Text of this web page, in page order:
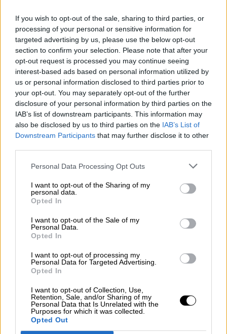
If you wish to opt-out of the sale, sharing to third parties, or
processing of your personal or sensitive information for
targeted advertising by us, please use the below opt-out
section to confirm your selection. Please note that after your
opt-out request is processed you may continue seeing
interest-based ads based on personal information utilized by
us or personal information disclosed to third parties prior to
your opt-out. You may separately opt-out of the further
disclosure of your personal information by third parties on the
IAB’s list of downstream participants. This information may
also be disclosed by us to third parties on the IAB’s List of
Downstream Participants that may further disclose it to other
Personal Data Processing Opt Outs
I want to opt-out of the Sharing of my
personal data.
Opted In
I want to opt-out of the Sale of my
Personal Data.
Opted In
I want to opt-out of processing my
Personal Data for Targeted Advertising.
Opted In
I want to opt-out of Collection, Use,
Retention, Sale, and/or Sharing of my
Personal Data that Is Unrelated with the
Purposes for which it was collected.
Opted Out
Por Álvaro Frutos Rosado y Gabinete
Geopolítica de Crisis
Suelta y confía
Por María Comesaña
Votantes y votados
Por Juan Manuel Beltrán
El Conflicto de Oriente Medio:
Un Nuevo Orden Autoritario
en Construcción
Álvaro Frutos Rosado y Gabinete
Geopolítica de Crisis
Por Carlos Miranda
Clara Campoamor: Mi sueño,
mi pesadilla
Por María Pérez Herrero
NOTICIAS MAS VISTAS